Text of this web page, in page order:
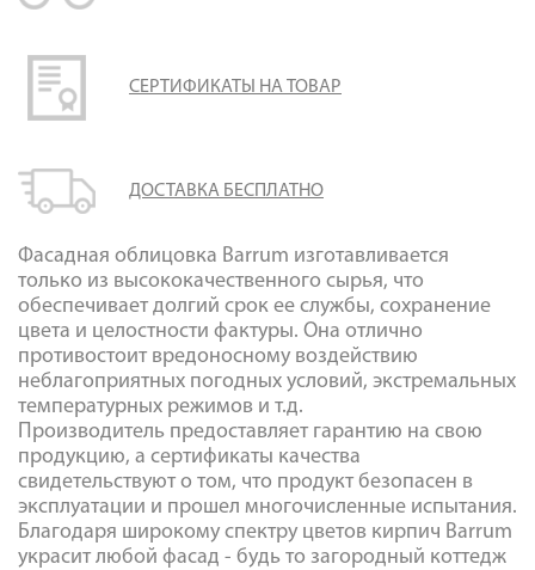
Контакты СЕРТИФИКАТЫ НА ТОВАР
ДОСТАВКА БЕСПЛАТНО
Фасадная облицовка Barrum изготавливается
только из высококачественного сырья, что
обеспечивает долгий срок ее службы, сохранение
цвета и целостности фактуры. Она отлично
противостоит вредоносному воздействию
неблагоприятных погодных условий, экстремальных
температурных режимов и т.д.
Производитель предоставляет гарантию на свою
продукцию, а сертификаты качества
свидетельствуют о том, что продукт безопасен в
эксплуатации и прошел многочисленные испытания.
Благодаря широкому спектру цветов кирпич Barrum
украсит любой фасад - будь то загородный коттедж